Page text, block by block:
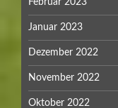
Februar 2023
Januar 2023
Dezember 2022
November 2022
Oktober 2022